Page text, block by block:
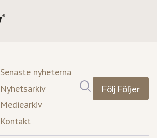
Senaste nyheterna
Nyhetsarkiv
Mediearkiv
Kontakt
Följ Följer